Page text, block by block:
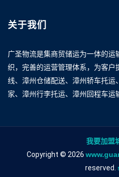
关于我们
广圣物流是集商贸储运为一体的运
织，完善的运营管理体系，为客户
线、漳州仓储配送、漳州轿车托运
家、漳州行李托运、漳州回程车运
我要加盟
Copyright © 2026
reserved.